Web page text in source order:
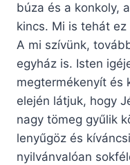
búza és a konkoly,
kincs. Mi is tehát
A mi szívünk,
egyház is. Isten
megtermékenyít és
elején látjuk, hogy
nagy tömeg gyűlik
lenyűgöz és
nyilvánvalóan